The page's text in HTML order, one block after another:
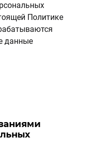
Политике
данные